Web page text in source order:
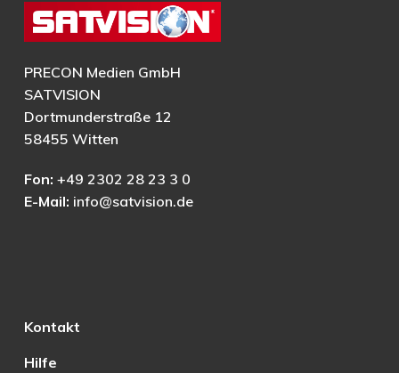
PRECON Medien GmbH
SATVISION
Dortmunderstraße 12
58455 Witten
Fon: +49 2302 28 23 3 0
E-Mail: info@satvision.de
Kontakt
Hilfe